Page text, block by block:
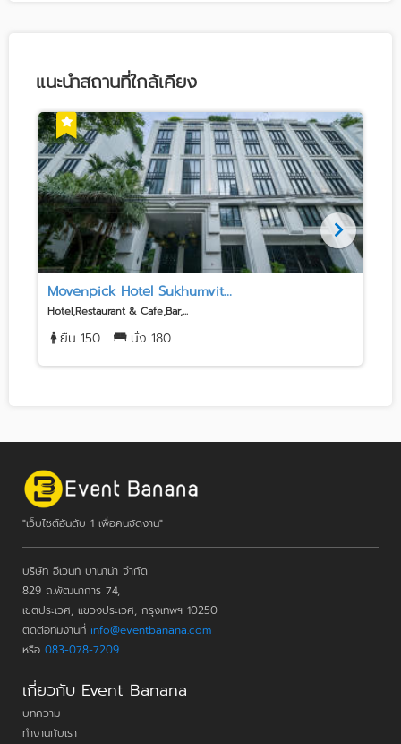
แนะนำสถานที่ใกล้เคียง
Movenpick Hotel Sukhumvit...
Hotel,Restaurant & Cafe,Bar,...
ยืน 150 นั่ง 180
"เว็บไซต์อันดับ 1 เพื่อคนจัดงาน"
บริษัท อีเวนท์ บานาน่า จำกัด
829 ถ.พัฒนาการ 74,
เขตประเวศ, แขวงประเวศ, กรุงเทพฯ 10250
ติดต่อทีมงานที่ info@eventbanana.com
หรือ 083-078-7209
เกี่ยวกับ Event Banana
บทความ
ทำงานกับเรา